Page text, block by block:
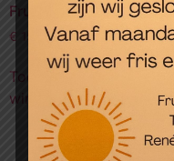
Fruitmand in doos
€ 15,00
Toevoegen aan
winkelwagen